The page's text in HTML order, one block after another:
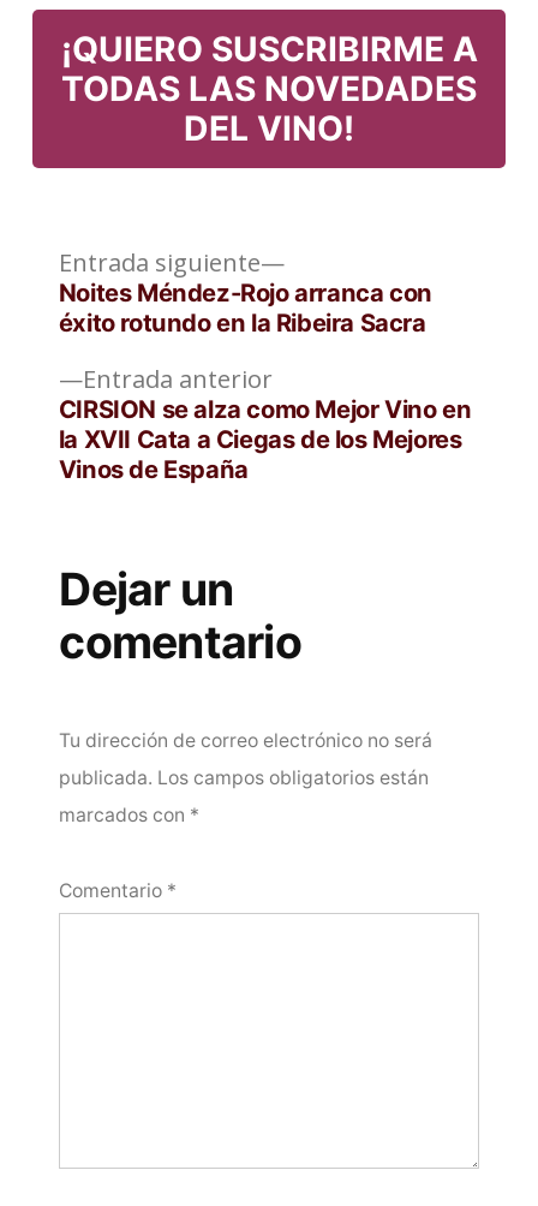
en
¡QUIERO SUSCRIBIRME A
TODAS LAS NOVEDADES
DEL VINO!
Navegación
de
entradas
Entrada anteriorEntrada
anterior:
CIRSION se alza como Mejor Vino en
la XVII Cata a Ciegas de los Mejores
Vinos de España
Entrada siguiente
Entrada
siguiente:
Noites Méndez-Rojo arranca con
éxito rotundo en la Ribeira Sacra
Dejar un
comentario
Tu dirección de correo electrónico no será
publicada. Los campos obligatorios están
marcados con *
Comentario *